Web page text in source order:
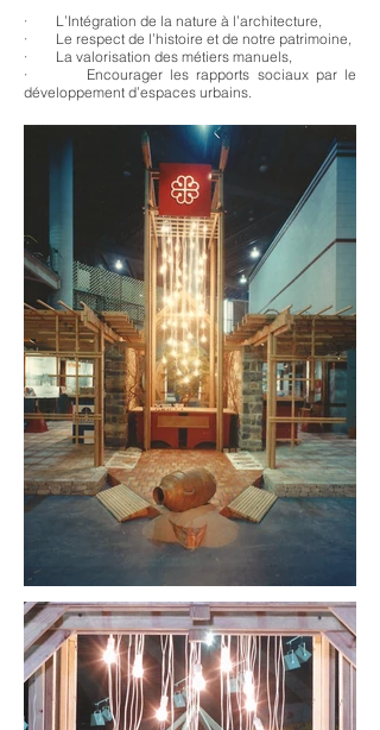
· L’Intégration de la nature à l’architecture,
· Le respect de l’histoire et de notre patrimoine,
· La valorisation des métiers manuels,
· Encourager les rapports sociaux par le
développement d’espaces urbains.